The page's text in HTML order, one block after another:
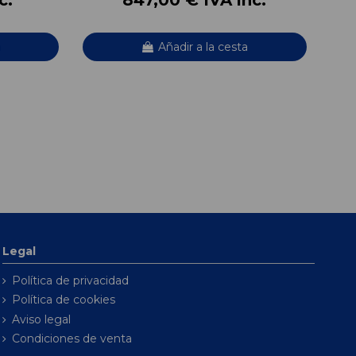
Añadir a la cesta
Legal
Política de privacidad
Política de cookies
Aviso legal
Condiciones de venta